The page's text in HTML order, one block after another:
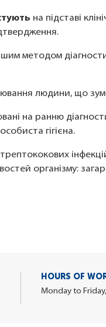
на підставі
методом
людини, що
на ранню
гігієна.
організму:
HOURS OF
Monday to